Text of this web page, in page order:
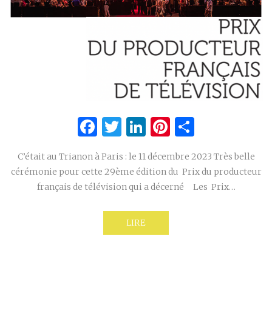
Facebook
Twitter
LinkedIn
Pinterest
C’était au Trianon à Paris : le 11 décembre 2023 Très belle
cérémonie pour cette 29ème édition du Prix du producteur
français de télévision qui a décerné Les Prix…
LIRE